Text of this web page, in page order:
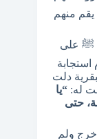
يقم منهم
ﷺ على
دلت
له: “يا
حتى
خرج ولم